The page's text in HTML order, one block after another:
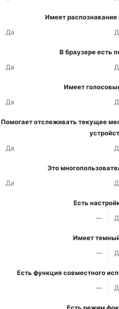
Имеет распознавание
Да
В браузере есть
Да
Имеет
Да
Помогает отслеживать текущее
Да
Это
Да
Есть
—
Имеет
—
Есть функция совместного
—